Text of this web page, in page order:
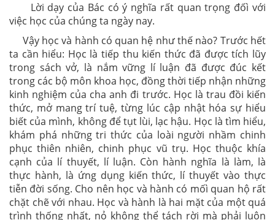
Lời dạy của Bác có ý nghĩa rất quan trọng đốì với
việc học của chúng ta ngày nay.
Vậy học và hành có quan hệ như thế nào? Trước hết
ta cần hiểu: Học là tiếp thu kiến thức đã được tích lũy
trong sách vở, là nắm vững lí luận đã được đúc kết
trong các bộ môn khoa học, đồng thời tiếp nhận những
kinh nghiệm của cha anh đi trước. Học là trau đồi kiến
thức, mở mang trí tuệ, từng lúc cập nhật hóa sự hiểu
biết của mình, không để tụt lùi, lạc hậu. Học là tìm hiểu,
khám phá những tri thức của loài người nhầm chinh
phục thiên nhiên, chinh phục vũ trụ. Học thuộc khía
cạnh của lí thuyết, lí luận. Còn hành nghĩa là làm, là
thực hành, là ứng dụng kiến thức, lí thuyết vào thực
tiễn đời sống. Cho nên học và hành có mốì quan hộ rất
chặt chẽ với nhau. Học và hành là hai mặt của một quá
trình thống nhất, nỏ không thể tách rời mà phải luôn